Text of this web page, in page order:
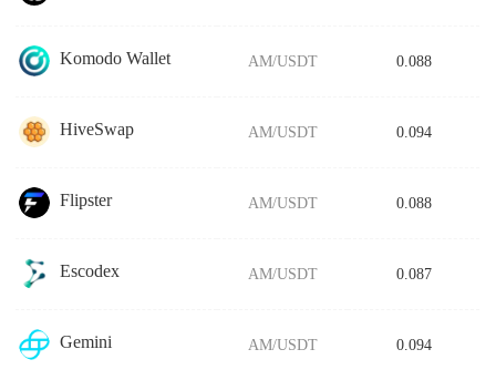
Komodo Wallet AM/USDT 0.088
HiveSwap AM/USDT 0.094
Flipster AM/USDT 0.088
Escodex AM/USDT 0.087
Gemini AM/USDT 0.094